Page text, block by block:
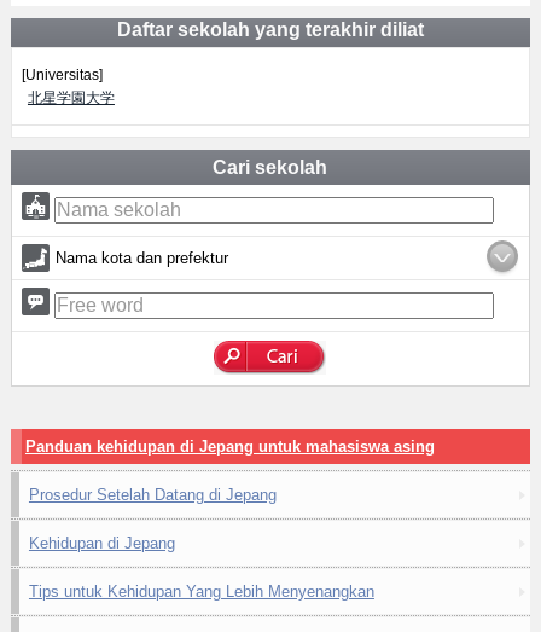
Daftar sekolah yang terakhir diliat
[Universitas]
北星学園大学
Cari sekolah
Nama kota dan prefektur
Panduan kehidupan di Jepang untuk mahasiswa asing
Prosedur Setelah Datang di Jepang
Kehidupan di Jepang
Tips untuk Kehidupan Yang Lebih Menyenangkan